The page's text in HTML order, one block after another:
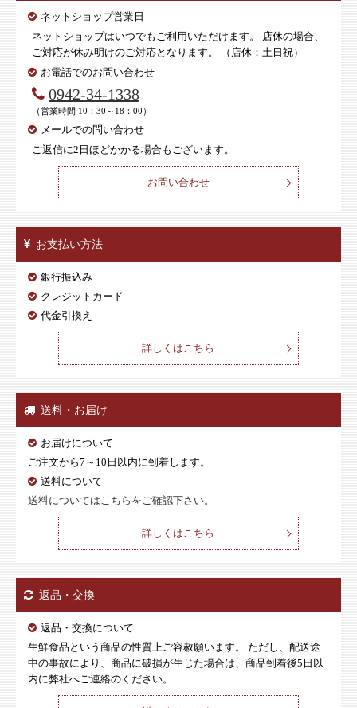
ネットショップ営業日
ネットショップはいつでもご利用いただけます。 店休の場合、
ご対応が休み明けのご対応となります。 （店休：土日祝）
お電話でのお問い合わせ
0942-34-1338
（営業時間 10：30～18：00）
メールでの問い合わせ
ご返信に2日ほどかかる場合もございます。
お問い合わせ
お支払い方法
銀行振込み
クレジットカード
代金引換え
詳しくはこちら
送料・お届け
お届けについて
ご注文から7～10日以内に到着します。
送料について
送料についてはこちらをご確認下さい。
詳しくはこちら
返品・交換
返品・交換について
生鮮食品という商品の性質上ご容赦願います。 ただし、配送途
中の事故により、商品に破損が生じた場合は、商品到着後5日以
内に弊社へご連絡のください。